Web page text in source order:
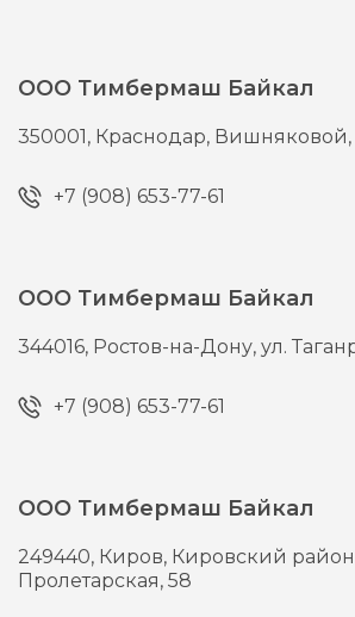
ООО Тимбермаш Байкал
350001, Краснодар, Вишняковой,
+7 (908) 653-77-61
ООО Тимбермаш Байкал
344016, Ростов-на-Дону,ул.
+7 (908) 653-77-61
ООО Тимбермаш Байкал
249440, Киров, Кировский
Пролетарская, 58